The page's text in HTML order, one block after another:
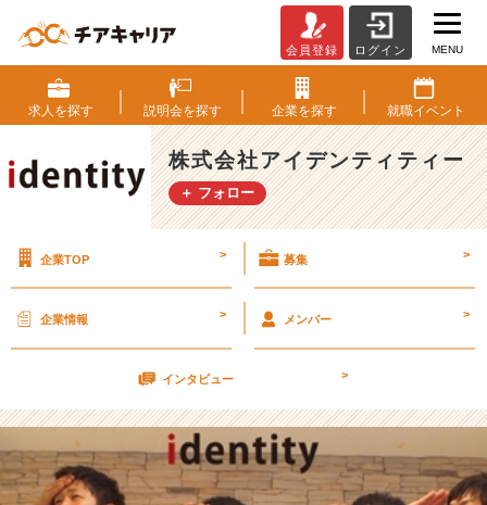
(๑
^
o
^
๑)
۶
7
ジ
ュ
ル
会
社
説
会員登録 ログイン MENU
求人を探す 説明会を探す 企業を探す 就職イベント
株式会社アイデンティティー
＋ フォロー
企業TOP > 募集 >
企業情報 > メンバー >
インタビュー >